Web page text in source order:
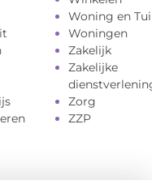
Woning en
Woningen
Zakelijk
Zakelijke
Zorg
ZZP